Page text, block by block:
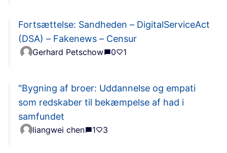
Fortsættelse: Sandheden – DigitalServiceAct
(DSA) – Fakenews – Censur
Gerhard Petschow 0 1
"Bygning af broer: Uddannelse og empati
som redskaber til bekæmpelse af had i
samfundet
liangwei chen 1 3